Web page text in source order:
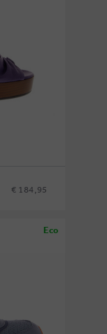
€ 184,95
Eco